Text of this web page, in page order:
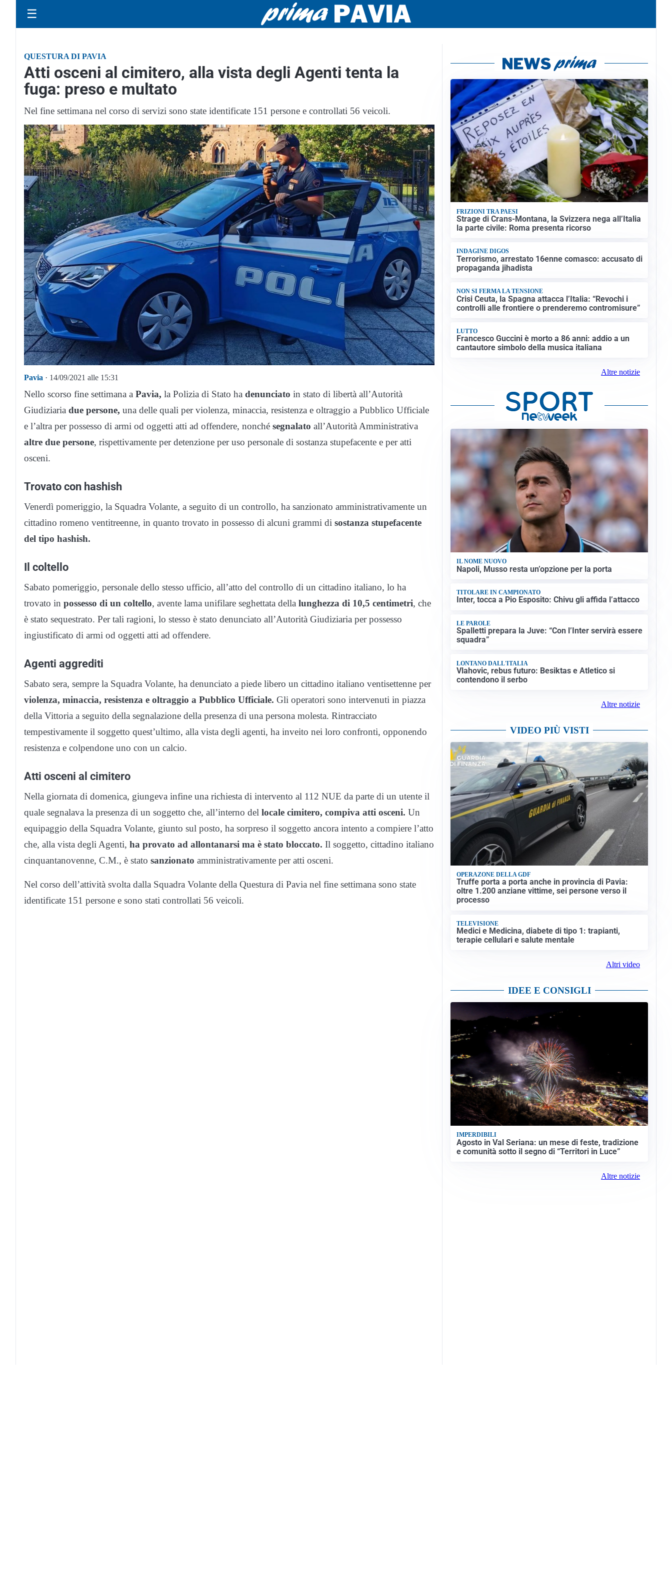
☰
QUESTURA DI PAVIA
Atti osceni al cimitero, alla vista degli Agenti tenta la
fuga: preso e multato
Nel fine settimana nel corso di servizi sono state identificate 151 persone e controllati 56 veicoli.
Pavia · 14/09/2021 alle 15:31
Nello scorso fine settimana a Pavia, la Polizia di Stato ha denunciato in stato di libertà all’Autorità
Giudiziaria due persone, una delle quali per violenza, minaccia, resistenza e oltraggio a Pubblico Ufficiale
e l’altra per possesso di armi od oggetti atti ad offendere, nonché segnalato all’Autorità Amministrativa
altre due persone, rispettivamente per detenzione per uso personale di sostanza stupefacente e per atti
osceni.
Trovato con hashish
Venerdì pomeriggio, la Squadra Volante, a seguito di un controllo, ha sanzionato amministrativamente un
cittadino romeno ventitreenne, in quanto trovato in possesso di alcuni grammi di sostanza stupefacente
del tipo hashish.
Il coltello
Sabato pomeriggio, personale dello stesso ufficio, all’atto del controllo di un cittadino italiano, lo ha
trovato in possesso di un coltello, avente lama unifilare seghettata della lunghezza di 10,5 centimetri, che
è stato sequestrato. Per tali ragioni, lo stesso è stato denunciato all’Autorità Giudiziaria per possesso
ingiustificato di armi od oggetti atti ad offendere.
Agenti aggrediti
Sabato sera, sempre la Squadra Volante, ha denunciato a piede libero un cittadino italiano ventisettenne per
violenza, minaccia, resistenza e oltraggio a Pubblico Ufficiale. Gli operatori sono intervenuti in piazza
della Vittoria a seguito della segnalazione della presenza di una persona molesta. Rintracciato
tempestivamente il soggetto quest’ultimo, alla vista degli agenti, ha inveito nei loro confronti, opponendo
resistenza e colpendone uno con un calcio.
Atti osceni al cimitero
Nella giornata di domenica, giungeva infine una richiesta di intervento al 112 NUE da parte di un utente il
quale segnalava la presenza di un soggetto che, all’interno del locale cimitero, compiva atti osceni. Un
equipaggio della Squadra Volante, giunto sul posto, ha sorpreso il soggetto ancora intento a compiere l’atto
che, alla vista degli Agenti, ha provato ad allontanarsi ma è stato bloccato. Il soggetto, cittadino italiano
cinquantanovenne, C.M., è stato sanzionato amministrativamente per atti osceni.
Nel corso dell’attività svolta dalla Squadra Volante della Questura di Pavia nel fine settimana sono state
identificate 151 persone e sono stati controllati 56 veicoli.
FRIZIONI TRA PAESI
Strage di Crans-Montana, la Svizzera nega all’Italia
la parte civile: Roma presenta ricorso
INDAGINE DIGOS
Terrorismo, arrestato 16enne comasco: accusato di
propaganda jihadista
NON SI FERMA LA TENSIONE
Crisi Ceuta, la Spagna attacca l’Italia: “Revochi i
controlli alle frontiere o prenderemo contromisure”
LUTTO
Francesco Guccini è morto a 86 anni: addio a un
cantautore simbolo della musica italiana
Altre notizie
IL NOME NUOVO
Napoli, Musso resta un’opzione per la porta
TITOLARE IN CAMPIONATO
Inter, tocca a Pio Esposito: Chivu gli affida l’attacco
LE PAROLE
Spalletti prepara la Juve: “Con l’Inter servirà essere
squadra”
LONTANO DALL'ITALIA
Vlahovic, rebus futuro: Besiktas e Atletico si
contendono il serbo
Altre notizie
VIDEO PIÙ VISTI
OPERAZONE DELLA GDF
Truffe porta a porta anche in provincia di Pavia:
oltre 1.200 anziane vittime, sei persone verso il
processo
TELEVISIONE
Medici e Medicina, diabete di tipo 1: trapianti,
terapie cellulari e salute mentale
Altri video
IDEE E CONSIGLI
IMPERDIBILI
Agosto in Val Seriana: un mese di feste, tradizione
e comunità sotto il segno di “Territori in Luce”
Altre notizie